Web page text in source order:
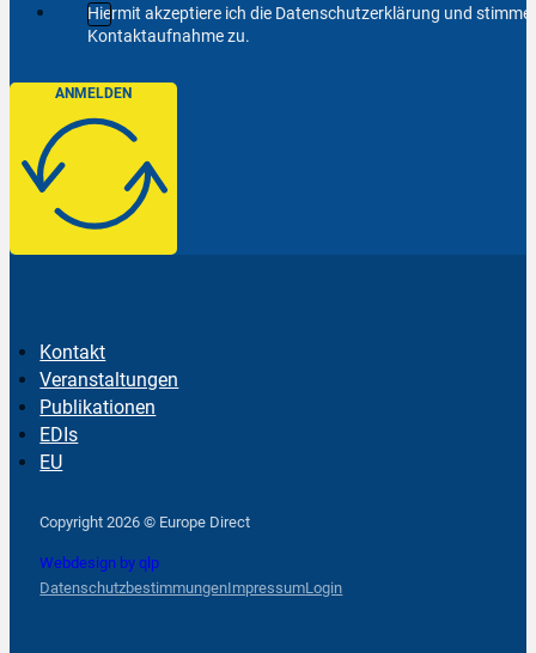
Hiermit akzeptiere ich die Datenschutzerklärung und
Kontaktaufnahme zu.
ANMELDEN
Kontakt
Veranstaltungen
Publikationen
EDIs
EU
Copyright 2026 © Europe Direct
Webdesign by qlp
DatenschutzbestimmungenImpressumLogin